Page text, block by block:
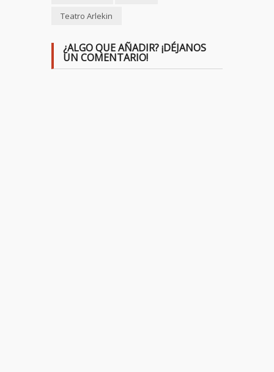
Teatro Arlekin
¿ALGO QUE AÑADIR? ¡DÉJANOS
UN COMENTARIO!